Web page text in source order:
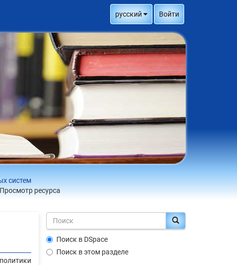
русский Войти
систем
Просмотр ресурса
Поиск в DSpace
Поиск в этом разделе